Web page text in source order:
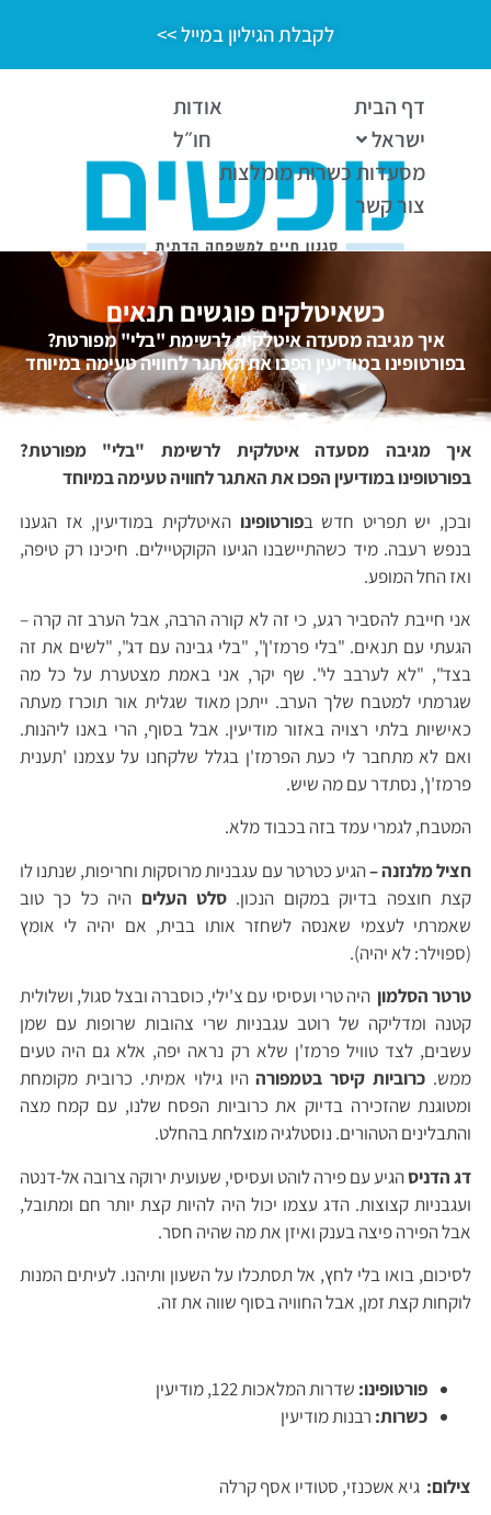
לקבלת הגיליון במייל >>
דף הבית
אודות
ישראל
חו״ל
מסעדות כשרות מומלצות
צור קשר
כשאיטלקים פוגשים תנאים
איך מגיבה מסעדה איטלקית לרשימת "בלי" מפורטת?
בפורטופינו במודיעין הפכו את האתגר לחוויה טעימה במיוחד
איך מגיבה מסעדה איטלקית לרשימת "בלי" מפורטת?
בפורטופינו במודיעין הפכו את האתגר לחוויה טעימה במיוחד
ובכן, יש תפריט חדש בפורטופינו האיטלקית במודיעין, אז הגענו
בנפש רעבה. מיד כשהתיישבנו הגיעו הקוקטיילים. חיכינו רק טיפה,
ואז החל המופע.
אני חייבת להסביר רגע, כי זה לא קורה הרבה, אבל הערב זה קרה –
הגעתי עם תנאים. "בלי פרמז'ן", "בלי גבינה עם דג", "לשים את זה
בצד", "לא לערבב לי". שף יקר, אני באמת מצטערת על כל מה
שגרמתי למטבח שלך הערב. ייתכן מאוד שגלית אור תוכרז מעתה
כאישיות בלתי רצויה באזור מודיעין. אבל בסוף, הרי באנו ליהנות.
ואם לא מתחבר לי כעת הפרמז'ן בגלל שלקחנו על עצמנו 'תענית
פרמז'ן', נסתדר עם מה שיש.
המטבח, לגמרי עמד בזה בכבוד מלא.
חציל מלנזנה –הגיע כטרטר עם עגבניות מרוסקות וחריפות, שנתנו לו
קצת חוצפה בדיוק במקום הנכון. סלט העלים היה כל כך טוב
שאמרתי לעצמי שאנסה לשחזר אותו בבית, אם יהיה לי אומץ
(ספוילר: לא יהיה).
טרטר הסלמון היה טרי ועסיסי עם צ'ילי, כוסברה ובצל סגול, ושלולית
קטנה ומדליקה של רוטב עגבניות שרי צהובות שרופות עם שמן
עשבים, לצד טוויל פרמז'ן שלא רק נראה יפה, אלא גם היה טעים
ממש. כרוביות קיסר בטמפורההיו גילוי אמיתי. כרובית מקומחת
ומטוגנת שהזכירה בדיוק את כרוביות הפסח שלנו, עם קמח מצה
והתבלינים הטהורים. נוסטלגיה מוצלחת בהחלט.
דג הדניסהגיע עם פירה לוהט ועסיסי, שעועית ירוקה צרובה אל-דנטה
ועגבניות קצוצות. הדג עצמו יכול היה להיות קצת יותר חם ומתובל,
אבל הפירה פיצה בענק ואיזן את מה שהיה חסר.
לסיכום, בואו בלי לחץ, אל תסתכלו על השעון ותיהנו. לעיתים המנות
לוקחות קצת זמן, אבל החוויה בסוף שווה את זה.
פורטופינו: שדרות המלאכות 122, מודיעין
כשרות: רבנות מודיעין
צילום: גיא אשכנזי, סטודיו אסף קרלה